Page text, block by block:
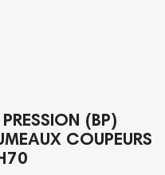
(BP)
COUPEURS